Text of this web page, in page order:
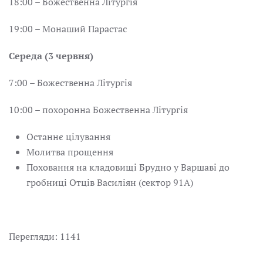
19:00 – Монаший Парастас
Середа (3 червня)
7:00 – Божественна Літургія
10:00 – похоронна Божественна Літургія
Останнє цілування
Молитва прощення
Поховання на кладовищі Брудно у Варшаві до
гробниці Отців Василіян (сектор 91А)
Перегляди: 1141